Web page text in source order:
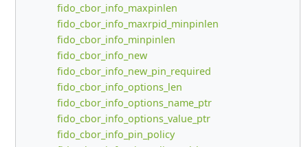
fido_cbor_info_maxpinlen
fido_cbor_info_maxrpid_minpinlen
fido_cbor_info_minpinlen
fido_cbor_info_new
fido_cbor_info_new_pin_required
fido_cbor_info_options_len
fido_cbor_info_options_name_ptr
fido_cbor_info_options_value_ptr
fido_cbor_info_pin_policy